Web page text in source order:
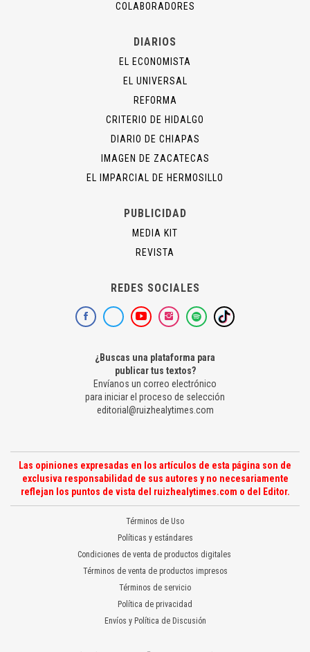
COLABORADORES
DIARIOS
EL ECONOMISTA
EL UNIVERSAL
REFORMA
CRITERIO DE HIDALGO
DIARIO DE CHIAPAS
IMAGEN DE ZACATECAS
EL IMPARCIAL DE HERMOSILLO
PUBLICIDAD
MEDIA KIT
REVISTA
REDES SOCIALES
¿Buscas una plataforma para
publicar tus textos?
Envíanos un correo electrónico
para iniciar el proceso de selección
editorial@ruizhealytimes.com
Las opiniones expresadas en los artículos de esta página son de
exclusiva responsabilidad de sus autores y no necesariamente
reflejan los puntos de vista del ruizhealytimes.com o del Editor.
Términos de Uso
Políticas y estándares
Condiciones de venta de productos digitales
Términos de venta de productos impresos
Términos de servicio
Política de privacidad
Envíos y Política de Discusión